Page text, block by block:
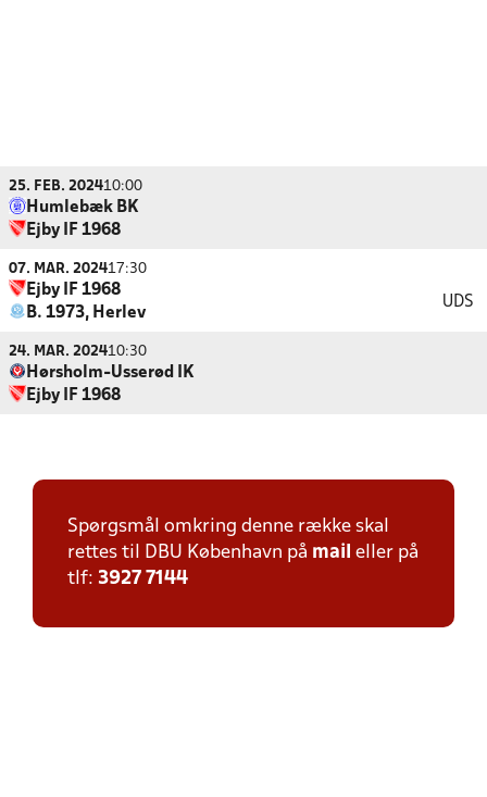
25. FEB. 202410:00
Humlebæk BK
Ejby IF 1968
07. MAR. 202417:30
Ejby IF 1968
B. 1973, Herlev
UDS
24. MAR. 202410:30
Hørsholm-Usserød IK
Ejby IF 1968
Spørgsmål omkring denne række skal
rettes til DBU København på mail eller på
tlf: 3927 7144